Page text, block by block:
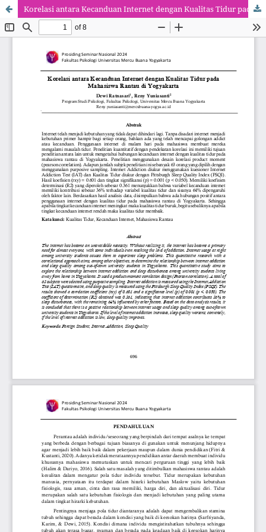
Korelasi antara Kecanduan Internet dengan Kualitas Tidur pada Mahasiswa Rantau di Yogyakarta